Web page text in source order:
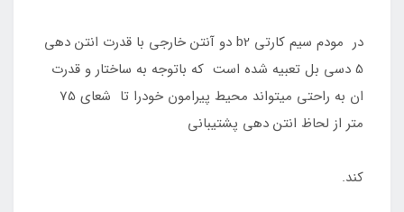
در مودم سیم کارتی b2 دو آنتن خارجی با قدرت انتن دهی
5 دسی بل تعبیه شده است که باتوجه به ساختار و قدرت
ان به راحتی میتواند محیط پیرامون خودرا تا شعای 75
متر از لحاظ انتن دهی پشتیبانی
کند.